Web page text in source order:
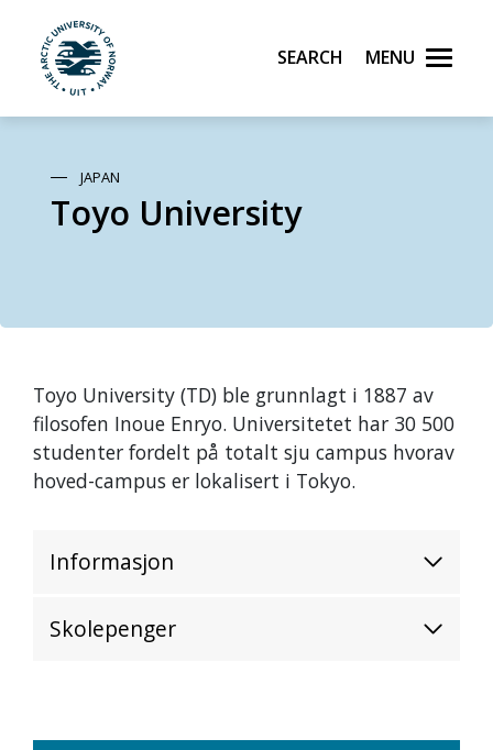
Skip to main content
UiT The Arctic University of Norway
Search Menu
JAPAN
Toyo University
Toyo University (TD) ble grunnlagt i 1887 av
filosofen Inoue Enryo. Universitetet har 30 500
studenter fordelt på totalt sju campus hvorav
hoved-campus er lokalisert i Tokyo.
Informasjon
Skolepenger